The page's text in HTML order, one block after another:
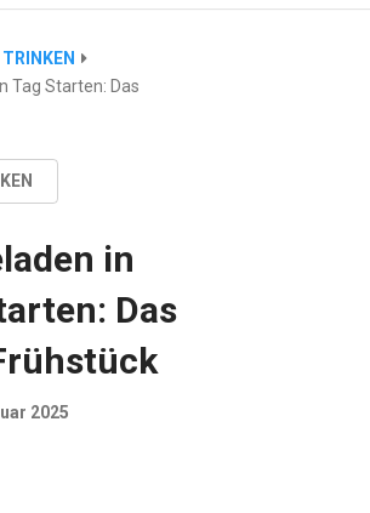
Tag Starten: Das
in
Das
2025